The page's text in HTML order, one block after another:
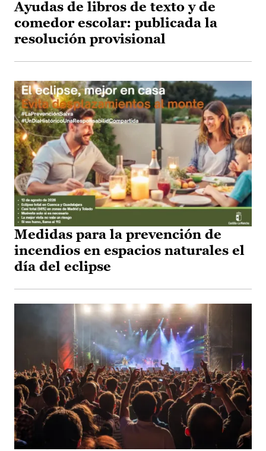
Ayudas de libros de texto y de
comedor escolar: publicada la
resolución provisional
Medidas para la prevención de
incendios en espacios naturales el
día del eclipse